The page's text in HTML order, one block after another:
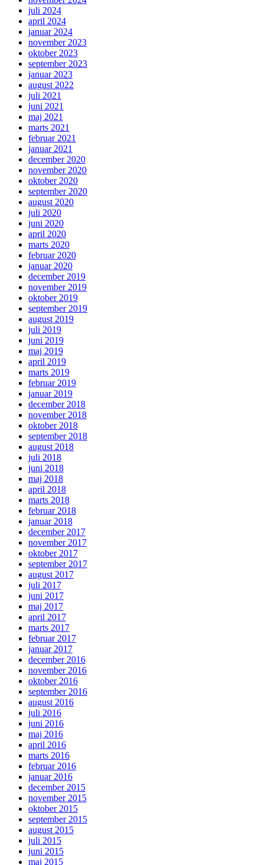
juli 2024
april 2024
januar 2024
november 2023
oktober 2023
september 2023
januar 2023
august 2022
juli 2021
juni 2021
maj 2021
marts 2021
februar 2021
januar 2021
december 2020
november 2020
oktober 2020
september 2020
august 2020
juli 2020
juni 2020
april 2020
marts 2020
februar 2020
januar 2020
december 2019
november 2019
oktober 2019
september 2019
august 2019
juli 2019
juni 2019
maj 2019
april 2019
marts 2019
februar 2019
januar 2019
december 2018
november 2018
oktober 2018
september 2018
august 2018
juli 2018
juni 2018
maj 2018
april 2018
marts 2018
februar 2018
januar 2018
december 2017
november 2017
oktober 2017
september 2017
august 2017
juli 2017
juni 2017
maj 2017
april 2017
marts 2017
februar 2017
januar 2017
december 2016
november 2016
oktober 2016
september 2016
august 2016
juli 2016
juni 2016
maj 2016
april 2016
marts 2016
februar 2016
januar 2016
december 2015
november 2015
oktober 2015
september 2015
august 2015
juli 2015
juni 2015
maj 2015